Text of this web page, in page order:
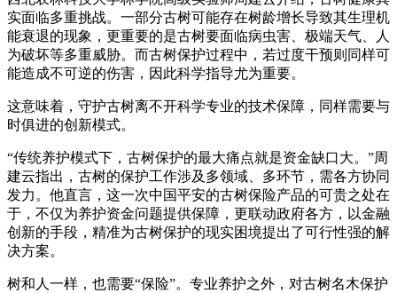
实面临多重挑战。一部分古树可能存在树龄增长导致其生理机
能衰退的现象，更重要的是古树要面临病虫害、极端天气、人
为破坏等多重威胁。而古树保护过程中，若过度干预则同样可
能造成不可逆的伤害，因此科学指导尤为重要。
这意味着，守护古树离不开科学专业的技术保障，同样需要与
时俱进的创新模式。
“传统养护模式下，古树保护的最大痛点就是资金缺口大。”周
建云指出，古树的保护工作涉及多领域、多环节，需各方协同
发力。他直言，这一次中国平安的古树保险产品的可贵之处在
于，不仅为养护资金问题提供保障，更联动政府各方，以金融
创新的手段，精准为古树保护的现实困境提出了可行性强的解
决方案。
树和人一样，也需要“保险”。专业养护之外，对古树名木保护